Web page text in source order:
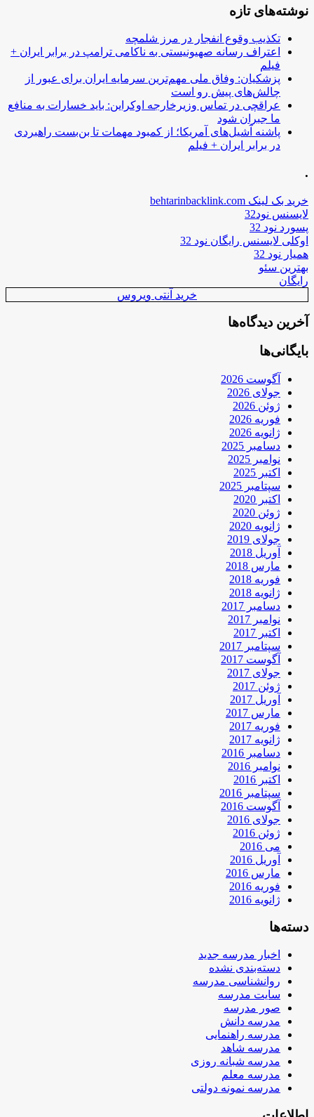
نوشته‌های تازه
تکذیب وقوع انفجار در مرز شلمچه
اعتراف رسانه صهیونیستی به ناکامی ترامپ در برابر ایران +
فیلم
پزشکیان: وفاق ملی مهم‌ترین سرمایه ایران برای عبور از
چالش‌های پیش رو است
عراقچی در تماس وزیرخارجه اوکراین: باید خسارات به منافع
ما جبران شود
پاشنه آشیل‌های آمریکا؛ از کمبود مهمات تا بن‌بست راهبردی
در برابر ایران + فیلم
.
خرید بک لینک behtarinbacklink.com
لایسنس نود32
پسورد نود 32
اوکلی لایسنس رایگان نود 32
همیار نود 32
بهترین سئو
رایگان
خرید آنتی ویروس
آخرین دیدگاه‌ها
بایگانی‌ها
آگوست 2026
جولای 2026
ژوئن 2026
فوریه 2026
ژانویه 2026
دسامبر 2025
نوامبر 2025
اکتبر 2025
سپتامبر 2025
اکتبر 2020
ژوئن 2020
ژانویه 2020
جولای 2019
آوریل 2018
مارس 2018
فوریه 2018
ژانویه 2018
دسامبر 2017
نوامبر 2017
اکتبر 2017
سپتامبر 2017
آگوست 2017
جولای 2017
ژوئن 2017
آوریل 2017
مارس 2017
فوریه 2017
ژانویه 2017
دسامبر 2016
نوامبر 2016
اکتبر 2016
سپتامبر 2016
آگوست 2016
جولای 2016
ژوئن 2016
می 2016
آوریل 2016
مارس 2016
فوریه 2016
ژانویه 2016
دسته‌ها
اخبار مدرسه جدید
دسته‌بندی نشده
روانشناسی مدرسه
سایت مدرسه
صور مدرسه
مدرسه دانش
مدرسه راهنمایی
مدرسه شاهد
مدرسه شبانه روزی
مدرسه معلم
مدرسه نمونه دولتی